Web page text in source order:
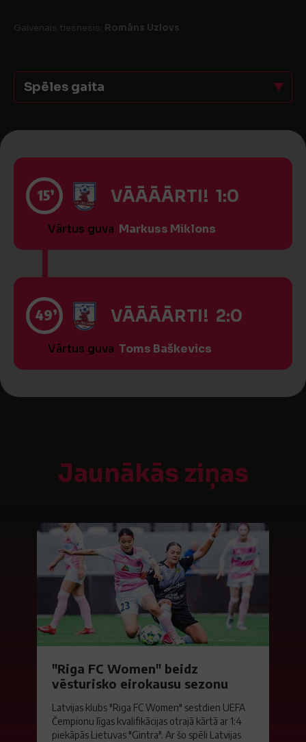
Galvenais tiesnesis: Romāns Uzlovs
Spēles gaita
15’ VĀĀĀĀRTI! 1:0
Vārtus guva Markuss Miklons
49’ VĀĀĀĀRTI! 2:0
Vārtus guva Toms Baškevics
Jaunākās ziņas
"Riga FC Women" beidz
vēsturisko eirokausu sezonu
Latvijas klubs "Riga FC Women" sestdien UEFA
Čempionu līgas kvalifikācijas otrajā kārtā ar 1:4
piekāpās Lietuvas "Gintra". Ar šo spēli Latvijas